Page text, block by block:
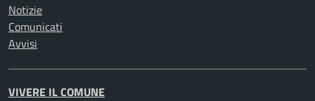
Notizie
Comunicati
Avvisi
VIVERE IL COMUNE